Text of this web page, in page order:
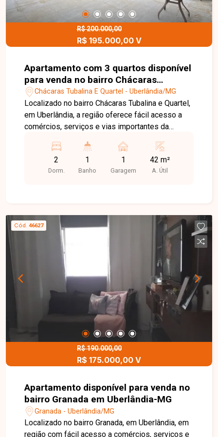
R$ 200.000,00
R$ 195.000,00 V
Apartamento com 3 quartos disponível
para venda no bairro Chácaras
Tubalina e Quartel em Uberlândia-MG
Chácaras Tubalina E Quartel - Uberlândia/MG
Localizado no bairro Chácaras Tubalina e Quartel,
em Uberlândia, a região oferece fácil acesso a
comércios, serviços e vias importantes da
praticidade e um ambiente residencial tranquilo.
O imóvel possui 42 m², com sala integrada à
cozinha americana, 2 quartos, banheiro social,
oportunidade para quem busca um imóvel
funcional, com lazer e segurança. Entre em
contato e agende sua visita!
2
Dorm.
1
Banho
1
Garagem
42 m²
A. Útil
Cód. 46627
R$ 190.000,00
R$ 175.000,00 V
Apartamento disponível para venda no
bairro Granada em Uberlândia-MG
Granada - Uberlândia/MG
Localizado no bairro Granada, em Uberlândia, em
região com fácil acesso a comércios, serviços e